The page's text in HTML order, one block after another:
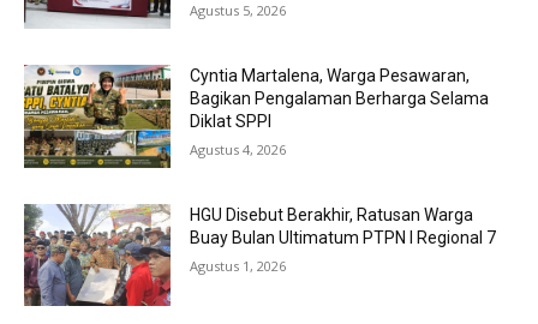
Agustus 5, 2026
Cyntia Martalena, Warga Pesawaran,
Bagikan Pengalaman Berharga Selama
Diklat SPPI
Agustus 4, 2026
HGU Disebut Berakhir, Ratusan Warga
Buay Bulan Ultimatum PTPN I Regional 7
Agustus 1, 2026